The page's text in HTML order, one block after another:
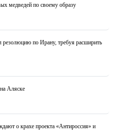
медведей по своему образу
по Ирану, требуя расширить
Аляске
о крахе проекта «Антироссия» и